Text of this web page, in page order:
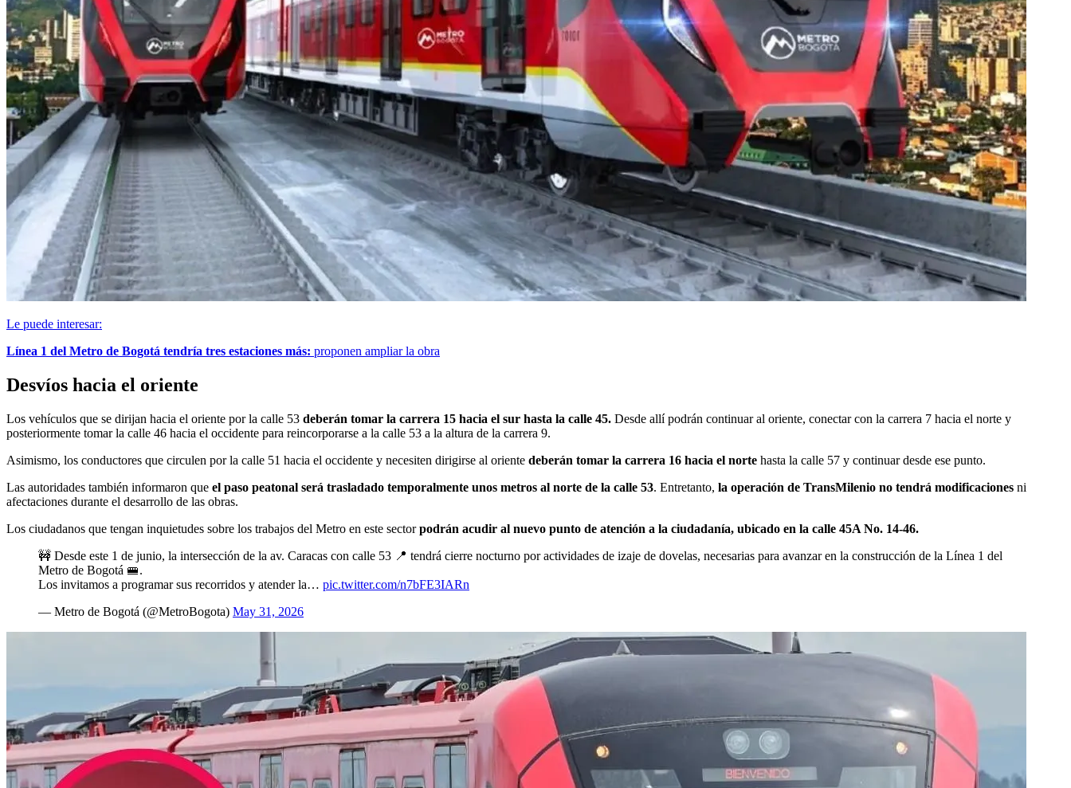
Le puede interesar:
Línea 1 del Metro de Bogotá tendría tres estaciones más: proponen ampliar la obra
Desvíos hacia el oriente
Los vehículos que se dirijan hacia el oriente por la calle 53 deberán tomar la carrera 15 hacia el sur hasta la calle 45. Desde allí podrán continuar al oriente, conectar con la carrera 7 hacia el norte y
posteriormente tomar la calle 46 hacia el occidente para reincorporarse a la calle 53 a la altura de la carrera 9.
Asimismo, los conductores que circulen por la calle 51 hacia el occidente y necesiten dirigirse al oriente deberán tomar la carrera 16 hacia el norte hasta la calle 57 y continuar desde ese punto.
Las autoridades también informaron que el paso peatonal será trasladado temporalmente unos metros al norte de la calle 53. Entretanto, la operación de TransMilenio no tendrá modificaciones ni
afectaciones durante el desarrollo de las obras.
Los ciudadanos que tengan inquietudes sobre los trabajos del Metro en este sectorpodrán acudir al nuevo punto de atención a la ciudadanía, ubicado en la calle 45A No. 14-46.
🚧 Desde este 1 de junio, la intersección de la av. Caracas con calle 53 📍 tendrá cierre nocturno por actividades de izaje de dovelas, necesarias para avanzar en la construcción de la Línea 1 del
Metro de Bogotá 🚝.
Los invitamos a programar sus recorridos y atender la… pic.twitter.com/n7bFE3IARn
— Metro de Bogotá (@MetroBogota) May 31, 2026